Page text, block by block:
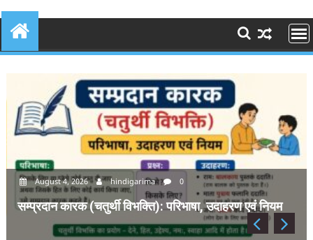
August 4, 2026 hindigarima 0
सम्प्रदान कारक (चतुर्थी विभक्ति): परिभाषा, उदाहरण एवं नियम